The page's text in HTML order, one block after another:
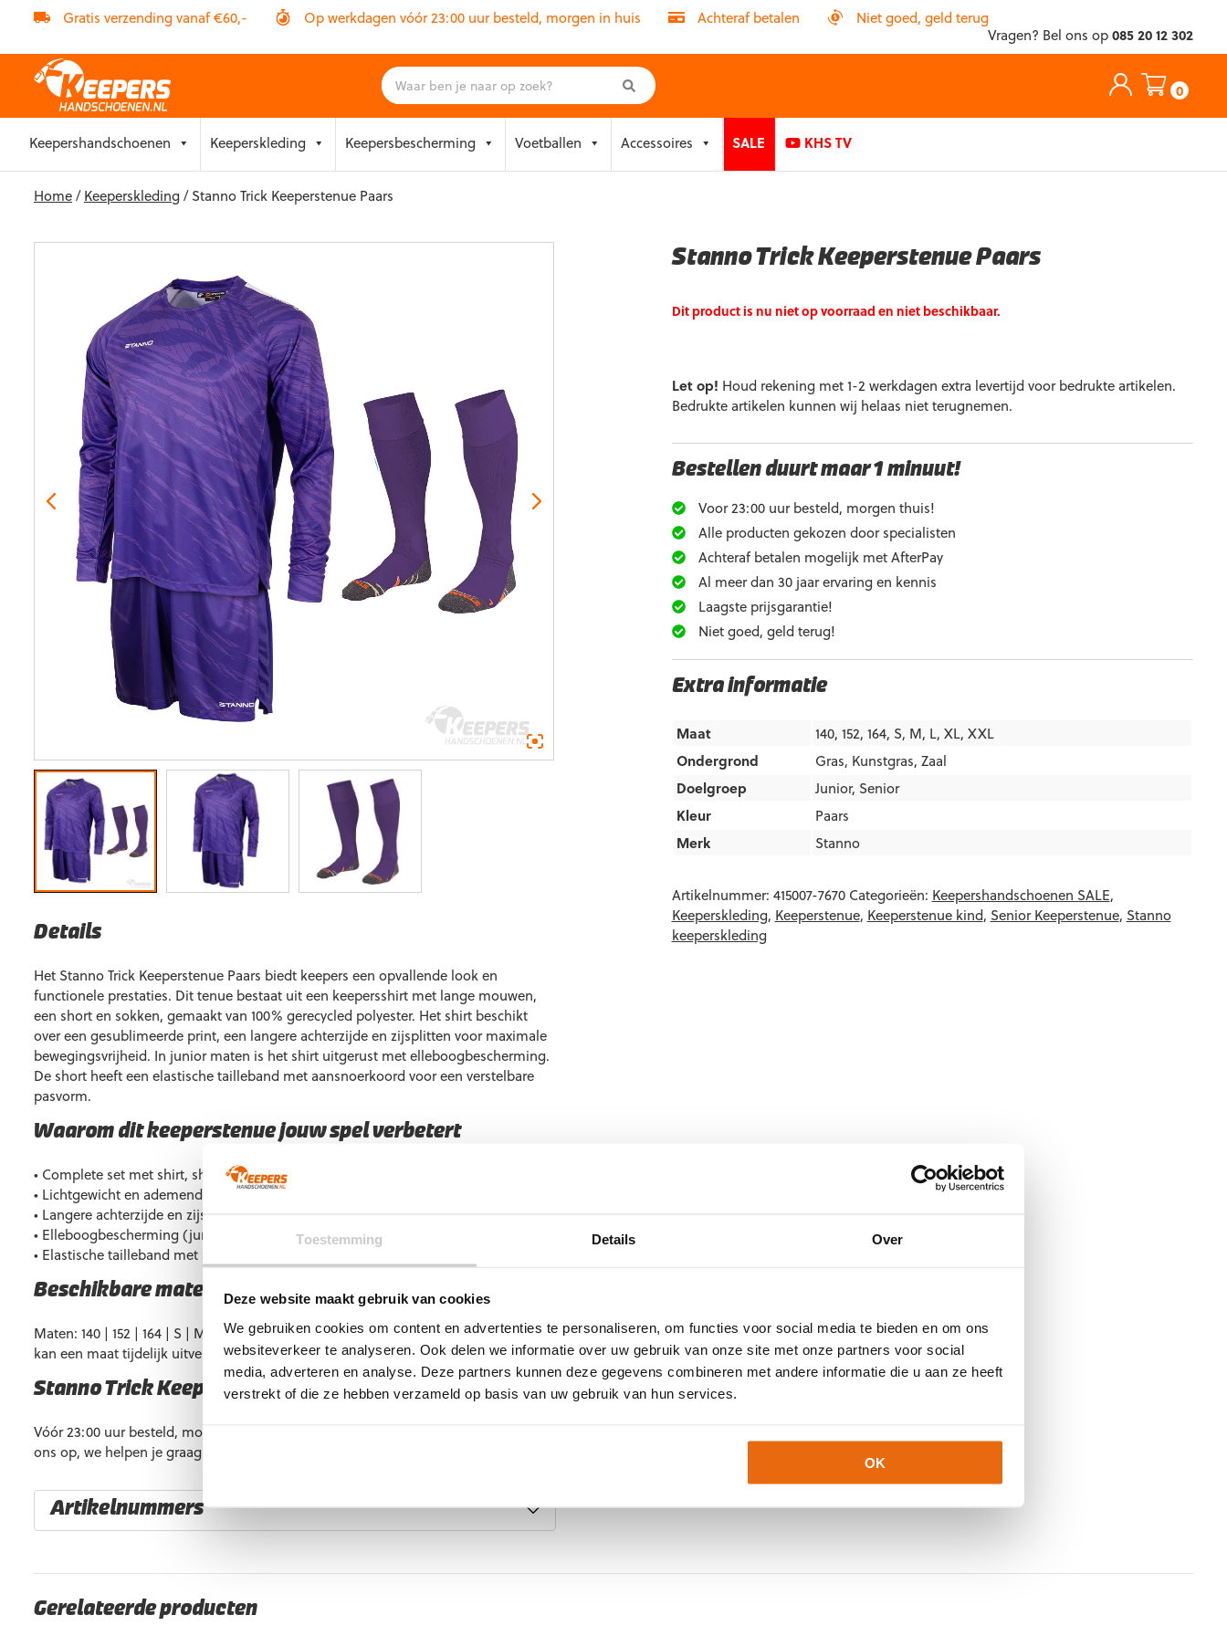
Toestemming Details Over
Deze website maakt gebruik van cookies
We gebruiken cookies om content en advertenties te personaliseren, om functies voor social media te bieden en om ons
websiteverkeer te analyseren. Ook delen we informatie over uw gebruik van onze site met onze partners voor social
media, adverteren en analyse. Deze partners kunnen deze gegevens combineren met andere informatie die u aan ze heeft
verstrekt of die ze hebben verzameld op basis van uw gebruik van hun services.
OK
Gratis verzending vanaf €60,- Op werkdagen vóór 23:00 uur besteld, morgen in huis Achteraf betalen
Niet goed, geld terug
Vragen? Bel ons op085 20 12 302
0
toKeepershandschoenen Keeperskleding Keepersbescherming Voetballen Accessoires SALE KHS TV
Home/Keeperskleding/ Stanno Trick Keeperstenue Paars
Details
Het Stanno Trick Keeperstenue Paars biedt keepers een opvallende look en
functionele prestaties. Dit tenue bestaat uit een keepersshirt met lange mouwen,
een short en sokken, gemaakt van 100% gerecycled polyester. Het shirt beschikt
over een gesublimeerde print, een langere achterzijde en zijsplitten voor maximale
bewegingsvrijheid. In junior maten is het shirt uitgerust met elleboogbescherming.
De short heeft een elastische tailleband met aansnoerkoord voor een verstelbare
pasvorm.
Waarom dit keeperstenue jouw spel verbetert
• Complete set met shirt, short en sokken
• Lichtgewicht en ademend polyester
• Langere achterzijde en zijsplitten voor optimale mobiliteit
• Elleboogbescherming (junior maten) voor extra veiligheid
• Elastische tailleband met aansnoerkoord voor een nauwsluitende pasvorm
Beschikbare maten
Maten: 140 | 152 | 164 | S | M | L | XL | XXL. Vrijwel altijd op voorraad, maar soms
kan een maat tijdelijk uitverkocht zijn.
Stanno Trick Keeperstenue Paars kopen?
Vóór 23:00 uur besteld, morgen al in huis. Heb je vragen? Neem gerust contact met
ons op, we helpen je graag verder.
Artikelnummers
Stanno Trick Keeperstenue Paars
Dit product is nu niet op voorraad en niet beschikbaar.
Let op! Houd rekening met 1-2 werkdagen extra levertijd voor bedrukte artikelen.
Bedrukte artikelen kunnen wij helaas niet terugnemen.
Artikelnummer: 415007-7670 Categorieën: Keepershandschoenen SALE,
Keeperskleding, Keeperstenue, Keeperstenue kind, Senior Keeperstenue, Stanno
keeperskleding
Bestellen duurt maar 1 minuut!
Voor 23:00 uur besteld, morgen thuis!
Alle producten gekozen door specialisten
Achteraf betalen mogelijk met AfterPay
Al meer dan 30 jaar ervaring en kennis
Laagste prijsgarantie!
Niet goed, geld terug!
Extra informatie
Maat
140, 152, 164, S, M, L, XL, XXL
Ondergrond
Gras, Kunstgras, Zaal
Doelgroep
Junior, Senior
Kleur
Paars
Merk
Stanno
Gerelateerde producten